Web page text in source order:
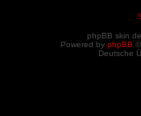
phpBB skin
Powered by phpBB
Deutsche